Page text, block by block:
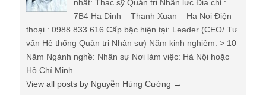
nhất: Thạc sỹ Quản trị Nhân lực Địa chỉ :
7B4 Ha Dinh – Thanh Xuan – Ha Noi Điện
thoại : 0988 833 616 Cấp bậc hiện tại: Leader (CEO/ Tư
vấn Hệ thống Quản trị Nhân sự) Năm kinh nghiệm: > 10
Năm Ngành nghề: Nhân sự Nơi làm việc: Hà Nội hoặc
Hồ Chí Minh
View all posts by Nguyễn Hùng Cường →